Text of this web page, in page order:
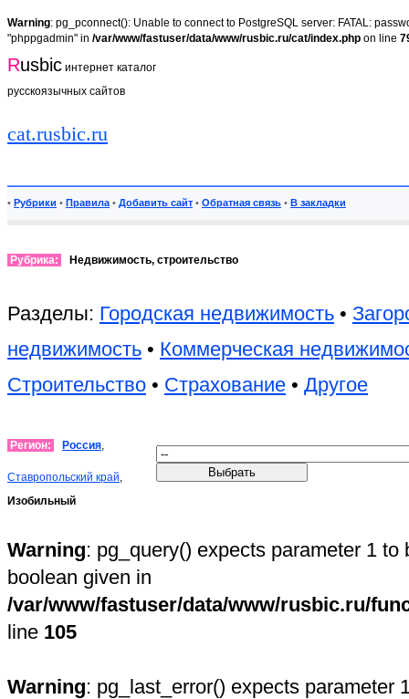
Warning: pg_pconnect(): Unable to connect to PostgreSQL server: FATAL:
"phppgadmin" in /var/www/fastuser/data/www/rusbic.ru/cat/index.php on line
Rusbic интернет каталог
русскоязычных сайтов
cat.rusbic.ru
• Рубрики • Правила • Добавить сайт • Обратная связь • В закладки
Рубрика: Недвижимость, строительство
Разделы: Городская недвижимость •
недвижимость • Коммерческая
Строительство • Страхование • Другое
Регион: Россия,
Ставропольский край,
Изобильный
Warning: pg_query() expects parameter 1 to
boolean given in
/var/www/fastuser/data/www/rusbic.ru/
line 105
Warning: pg_last_error() expects parameter